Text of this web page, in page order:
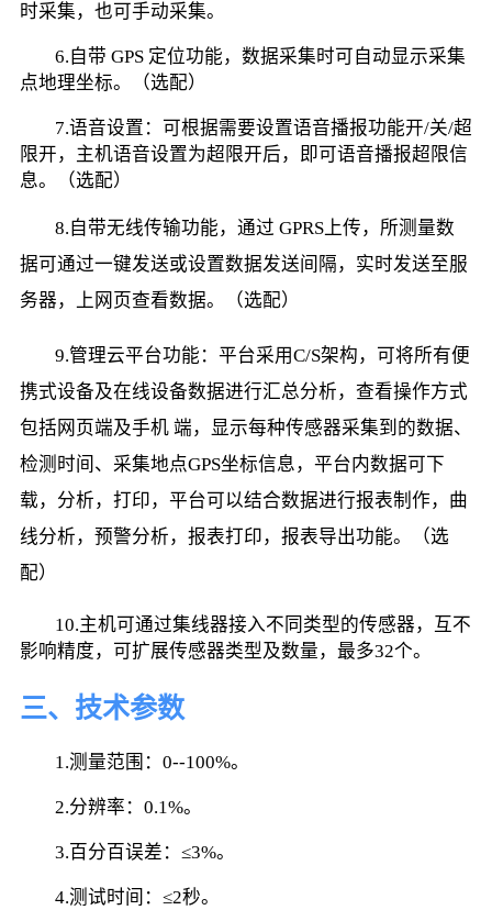
时采集，也可手动采集。
点地理坐标。（选配）
限开，主机语音设置为超限开后，即可语音播报超限信
息。（选配）
据可通过一键发送或设置数据发送间隔，实时发送至服
务器，上网页查看数据。（选配）
携式设备及在线设备数据进行汇总分析，查看操作方式
包括网页端及手机 端，显示每种传感器采集到的数据、
检测时间、采集地点GPS坐标信息，平台内数据可下
载，分析，打印，平台可以结合数据进行报表制作，曲
线分析，预警分析，报表打印，报表导出功能。（选
配）
影响精度，可扩展传感器类型及数量，最多32个。
三、技术参数
1.测量范围：0--100%。
2.分辨率：0.1%。
3.百分百误差：≤3%。
4.测试时间：≤2秒。